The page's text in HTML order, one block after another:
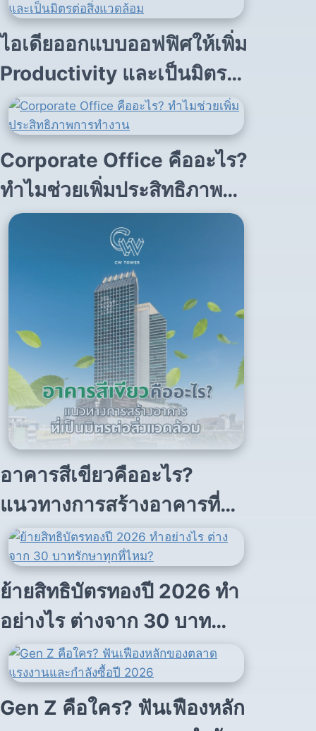
ไอเดียออกแบบออฟฟิศให้เพิ่ม
Productivity และเป็นมิตรต่อ
สิ่งแวดล้อม
Corporate Office คืออะไร?
ทำไมช่วยเพิ่มประสิทธิภาพ
การทำงาน
อาคารสีเขียวคืออะไร?
แนวทางการสร้างอาคารที่
เป็นมิตรต่อสิ่งแวดล้อม
ย้ายสิทธิบัตรทองปี 2026 ทำ
อย่างไร ต่างจาก 30 บาท
รักษาทุกที่ไหม?
Gen Z คือใคร? ฟันเฟืองหลัก